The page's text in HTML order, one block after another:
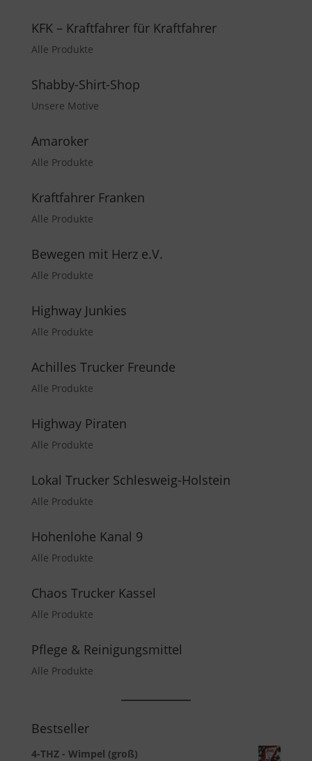
KFK – Kraftfahrer für Kraftfahrer
Alle Produkte
Shabby-Shirt-Shop
Unsere Motive
Amaroker
Alle Produkte
Kraftfahrer Franken
Alle Produkte
Bewegen mit Herz e.V.
Alle Produkte
Highway Junkies
Alle Produkte
Achilles Trucker Freunde
Alle Produkte
Highway Piraten
Alle Produkte
Lokal Trucker Schlesweig-Holstein
Alle Produkte
Hohenlohe Kanal 9
Alle Produkte
Chaos Trucker Kassel
Alle Produkte
Pflege & Reinigungsmittel
Alle Produkte
Bestseller
4-THZ - Wimpel (groß)